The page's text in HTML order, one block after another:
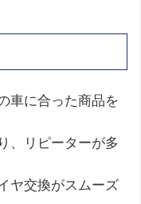
車に合った商品を
、リピーターが多
ヤ交換がスムーズ